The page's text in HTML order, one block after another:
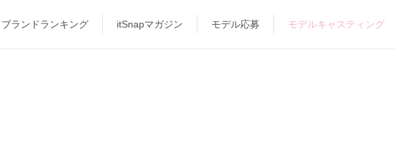
ブランドランキング itSnapマガジン モデル応募 モデルキャスティング